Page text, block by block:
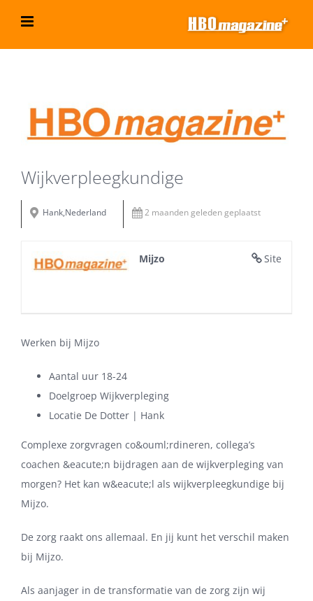
inhoud
grotere
afbeelding
Wijkverpleegkundige
Hank,Nederland 2 maanden geleden geplaatst
Site
Mijzo
Werken bij Mijzo
Aantal uur 18-24
Doelgroep Wijkverpleging
Locatie De Dotter | Hank
Complexe zorgvragen co&ouml;rdineren, collega’s
coachen &eacute;n bijdragen aan de wijkverpleging van
morgen? Het kan w&eacute;l als wijkverpleegkundige bij
Mijzo.
De zorg raakt ons allemaal. En jij kunt het verschil maken
bij Mijzo.
Als aanjager in de transformatie van de zorg zijn wij